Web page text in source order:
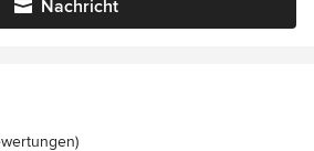
Nachricht
3 von 5 Sternen